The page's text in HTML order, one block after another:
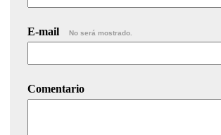
E-mail No será mostrado.
Comentario